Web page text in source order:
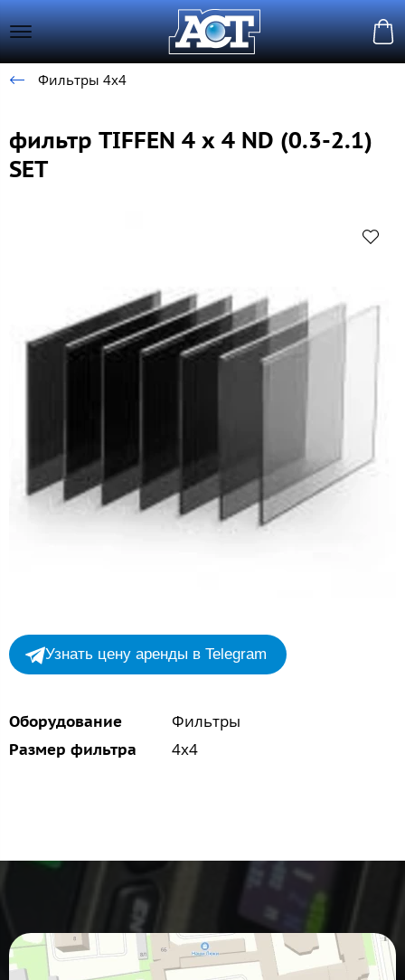
Фильтры 4х4
фильтр TIFFEN 4 х 4 ND (0.3-2.1)
SET
Узнать цену аренды в Telegram
Оборудование Фильтры
Размер фильтра 4x4